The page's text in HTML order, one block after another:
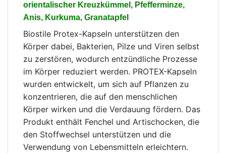
orientalischer Kreuzkümmel, Pfefferminze,
Anis, Kurkuma, Granatapfel
Biostile Protex-Kapseln unterstützen den
Körper dabei, Bakterien, Pilze und Viren selbst
zu zerstören, wodurch entzündliche Prozesse
im Körper reduziert werden. PROTEX-Kapseln
wurden entwickelt, um sich auf Pflanzen zu
konzentrieren, die auf den menschlichen
Körper wirken und die Verdauung fördern. Das
Produkt enthält Fenchel und Artischocken, die
den Stoffwechsel unterstützen und die
Verwendung von Lebensmitteln erleichtern.